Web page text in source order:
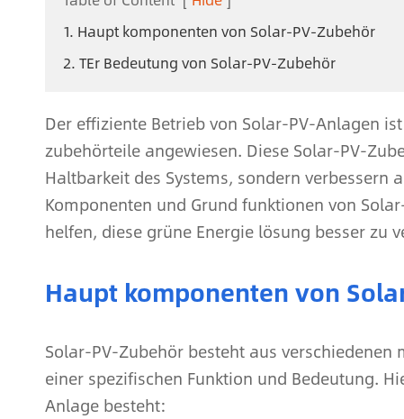
1. Haupt komponenten von Solar-PV-Zubehör
2. TEr Bedeutung von Solar-PV-Zubehör
Der effiziente Betrieb von Solar-PV-Anlagen
zubehörteile angewiesen. Diese Solar-PV-
Haltbarkeit des Systems, sondern
Komponenten und Grund funktionen von
helfen, diese grüne Energie lösung besser zu
Haupt komponenten von
Solar-PV-Zubehör besteht aus
einer spezifischen Funktion und Bedeutung.
Anlage besteht: